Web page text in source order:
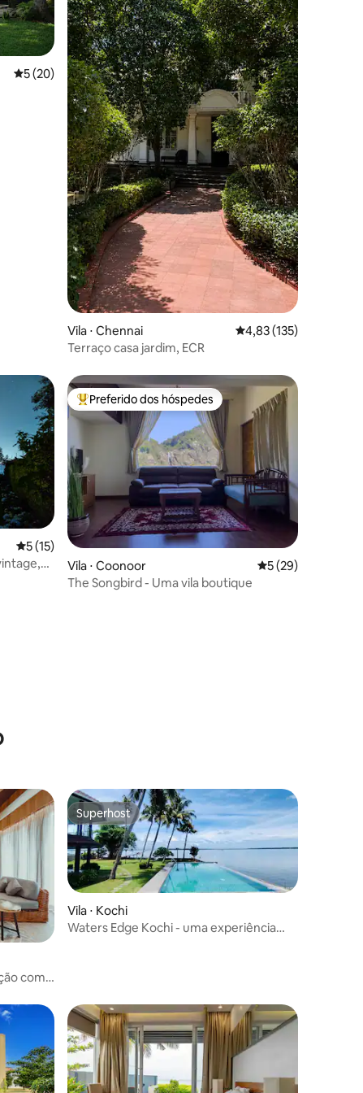
5 de uma avaliação média de 5, 20 avaliações
5 (20)
Vila ⋅ Chennai 4,83 de uma avaliação
4,83 (135)
Terraço casa jardim, ECR
5 de uma avaliação média de 5, 15 avaliações
5 (15)
Entre os melhores preferidos dos hóspedes
Preferido dos hóspedes
Vila ⋅ Coonoor 5 de uma
5 (29)
The Songbird - Uma vila boutique
com 2
Superhost
Superhost
Vila ⋅ Kochi
Waters Edge Kochi - uma experiência